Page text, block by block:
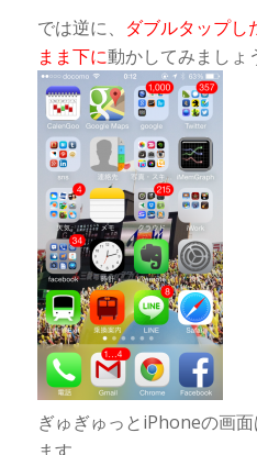
では逆に、
ダブルタップし
まま下に動かしてみましょ
ぎゅぎゅっとiPhoneの画